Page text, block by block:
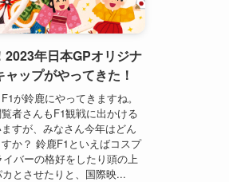
2023年日本GPオリジナ
ップがやってきた！
が鈴鹿にやってきますね。
者さんもF1観戦に出かける
すが、みなさん今年はどん
か？ 鈴鹿F1といえばコスプ
バーの格好をしたり頭の上
とさせたりと、国際映...